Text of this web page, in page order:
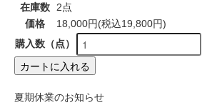
在庫数
2点
価格
18,000円(税込19,800円)
購入数（点）
カートに入れる
夏期休業のお知らせ